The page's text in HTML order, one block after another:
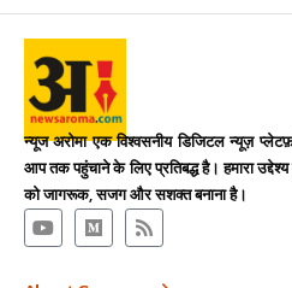
न्यूज अरोमा एक विश्वसनीय डिजिटल न्यूज़
आप तक पहुंचाने के लिए प्रतिबद्ध है। हमारा
को जागरूक, सजग और सशक्त बनाना है।